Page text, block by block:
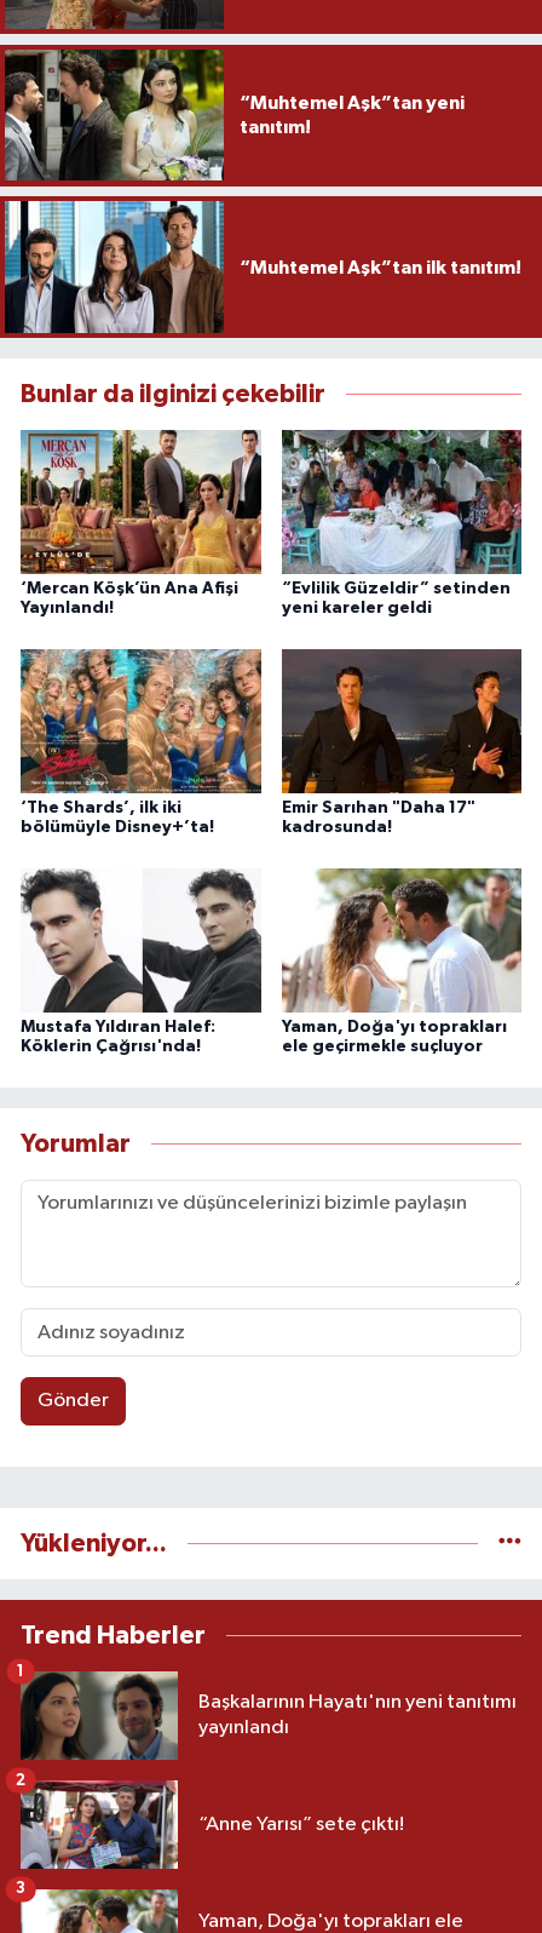
“Muhtemel Aşk”tan yeni
tanıtım!
“Muhtemel Aşk”tan ilk tanıtım!
Bunlar da ilginizi çekebilir
‘Mercan Köşk’ün Ana Afişi
Yayınlandı!
“Evlilik Güzeldir” setinden
yeni kareler geldi
‘The Shards’, ilk iki
bölümüyle Disney+’ta!
Emir Sarıhan "Daha 17"
kadrosunda!
Mustafa Yıldıran Halef:
Köklerin Çağrısı'nda!
Yaman, Doğa'yı toprakları
ele geçirmekle suçluyor
Yorumlar
Gönder
Yükleniyor...
Trend Haberler
Başkalarının Hayatı'nın yeni tanıtımı
yayınlandı
1
“Anne Yarısı” sete çıktı!
2
Yaman, Doğa'yı toprakları ele
3